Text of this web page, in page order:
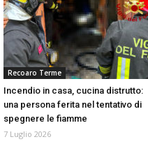
Recoaro Terme
Incendio in casa, cucina distrutto:
una persona ferita nel tentativo di
spegnere le fiamme
7 Luglio 2026